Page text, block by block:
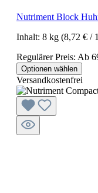
Nutriment Block
Inhalt: 8 kg (8,72 € /
Regulärer Preis: Ab
Optionen wählen
Versandkostenfrei